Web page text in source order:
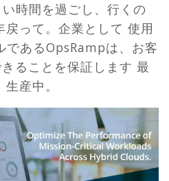
時間を過ごし、行くの
って。企業として 使用
であるOpsRampは、お客
ることを保証します 最
生産中。